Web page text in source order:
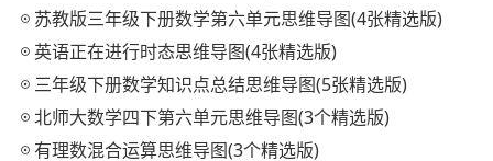
苏教版三年级下册数学第六单元思维导图(4张精选版)
英语正在进行时态思维导图(4张精选版)
三年级下册数学知识点总结思维导图(5张精选版)
北师大数学四下第六单元思维导图(3个精选版)
有理数混合运算思维导图(3个精选版)